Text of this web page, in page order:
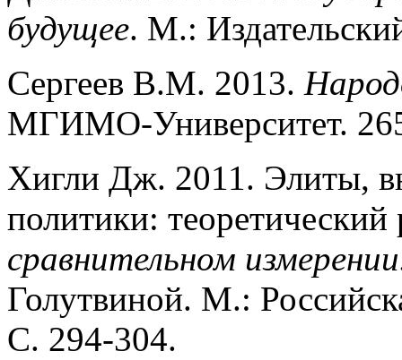
будущее. М.:
Сергеев В.М. 2013.
МГИМО-Университет.
Хигли Дж. 2011. Элиты,
политики:
сравнительном
Голутвиной. М.:
С. 294-304.